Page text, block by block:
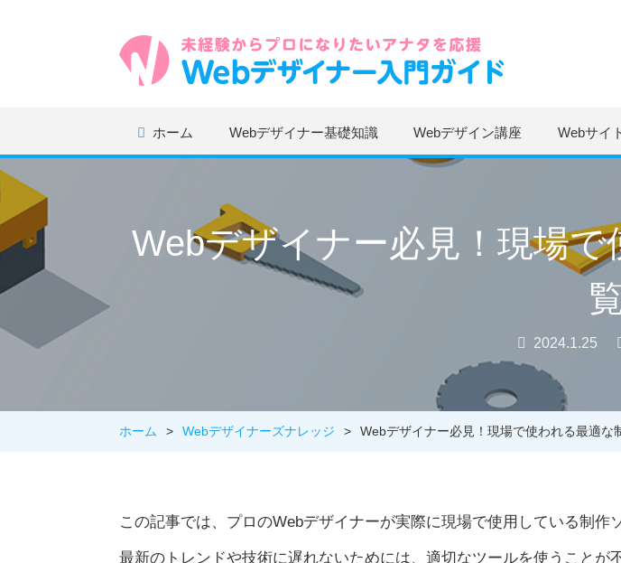
ホーム Webデザイナー基礎知識 Webデザイン講座 Webサイ
Webデザイナー必見！現場
2024.1.25
ホーム > Webデザイナーズナレッジ > Webデザイナー必見！現場で使われる最適な
この記事では、プロのWebデザイナーが実際に現場で使用している制作
最新のトレンドや技術に遅れないためには、適切なツールを使うこと